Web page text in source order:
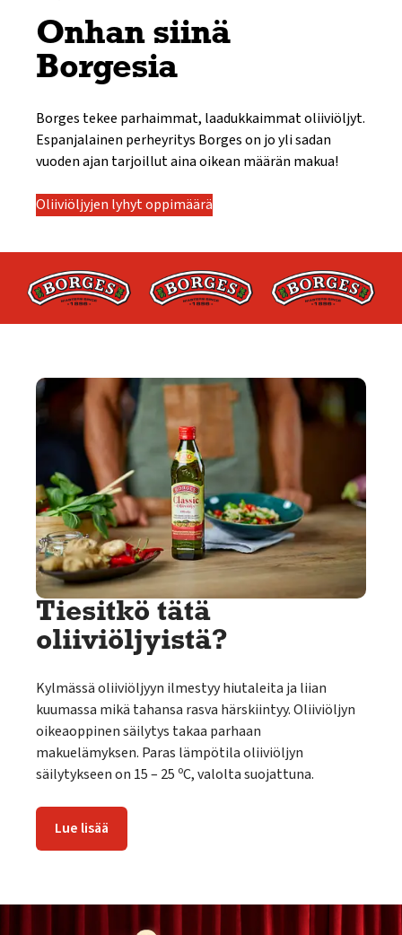
Onhan siinä
Borgesia
Borges tekee parhaimmat, laadukkaimmat oliiviöljyt.
Espanjalainen perheyritys Borges on jo yli sadan
vuoden ajan tarjoillut aina oikean määrän makua!
Oliiviöljyjen lyhyt oppimäärä
Tiesitkö tätä
oliiviöljyistä?
Kylmässä oliiviöljyyn ilmestyy hiutaleita ja liian
kuumassa mikä tahansa rasva härskiintyy. Oliiviöljyn
oikeaoppinen säilytys takaa parhaan
makuelämyksen. Paras lämpötila oliiviöljyn
säilytykseen on 15 – 25 ºC, valolta suojattuna.
Lue lisää